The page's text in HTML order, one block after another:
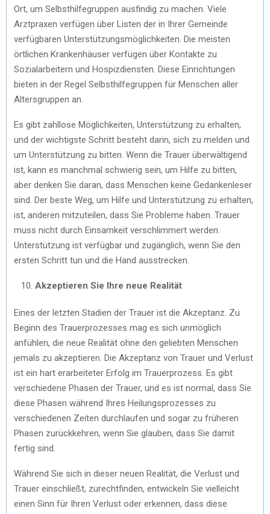
Ort, um Selbsthilfegruppen ausfindig zu machen. Viele
Arztpraxen verfügen über Listen der in Ihrer Gemeinde
verfügbaren Unterstützungsmöglichkeiten. Die meisten
örtlichen Krankenhäuser verfügen über Kontakte zu
Sozialarbeitern und Hospizdiensten. Diese Einrichtungen
bieten in der Regel Selbsthilfegruppen für Menschen aller
Altersgruppen an.
Es gibt zahllose Möglichkeiten, Unterstützung zu erhalten,
und der wichtigste Schritt besteht darin, sich zu melden und
um Unterstützung zu bitten. Wenn die Trauer überwältigend
ist, kann es manchmal schwierig sein, um Hilfe zu bitten,
aber denken Sie daran, dass Menschen keine Gedankenleser
sind. Der beste Weg, um Hilfe und Unterstützung zu erhalten,
ist, anderen mitzuteilen, dass Sie Probleme haben. Trauer
muss nicht durch Einsamkeit verschlimmert werden.
Unterstützung ist verfügbar und zugänglich, wenn Sie den
ersten Schritt tun und die Hand ausstrecken.
Akzeptieren Sie Ihre neue Realität
Eines der letzten Stadien der Trauer ist die Akzeptanz. Zu
Beginn des Trauerprozesses mag es sich unmöglich
anfühlen, die neue Realität ohne den geliebten Menschen
jemals zu akzeptieren. Die Akzeptanz von Trauer und Verlust
ist ein hart erarbeiteter Erfolg im Trauerprozess. Es gibt
verschiedene Phasen der Trauer, und es ist normal, dass Sie
diese Phasen während Ihres Heilungsprozesses zu
verschiedenen Zeiten durchlaufen und sogar zu früheren
Phasen zurückkehren, wenn Sie glauben, dass Sie damit
fertig sind.
Während Sie sich in dieser neuen Realität, die Verlust und
Trauer einschließt, zurechtfinden, entwickeln Sie vielleicht
einen Sinn für Ihren Verlust oder erkennen, dass diese